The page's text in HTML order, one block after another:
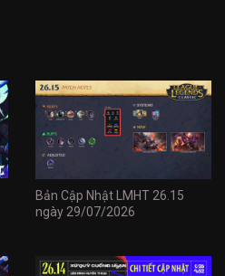
Bản Cập Nhật LMHT 26.15
ngày 29/07/2026